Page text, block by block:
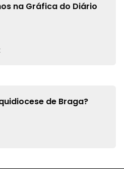
na Gráfica do Diário
de Braga?